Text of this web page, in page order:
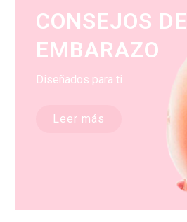
CONSEJOS DE
EMBARAZO
Diseñados para ti
Leer más